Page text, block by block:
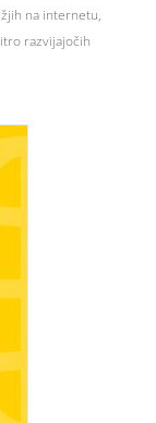
na internetu,
razvijajočih